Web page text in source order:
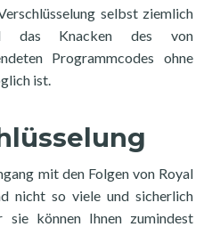
selbst ziemlich
das Knacken des von
Programmcodes ohne
ist.
mit den Folgen von Royal
nicht so viele und sicherlich
sie können Ihnen zumindest